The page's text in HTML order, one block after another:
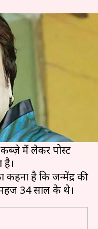
के भतीजे
जन्मेंद्र आहूजा का
का शव उनके वर्सोवा
में लेकर पोस्ट
है।
कहना है कि जन्मेंद्र की